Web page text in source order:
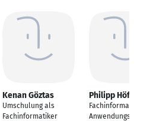
Kenan Göztas
Umschulung als
Fachinformatiker
Philipp Höfer
Fachinformatiker
Anwendungsentwickl